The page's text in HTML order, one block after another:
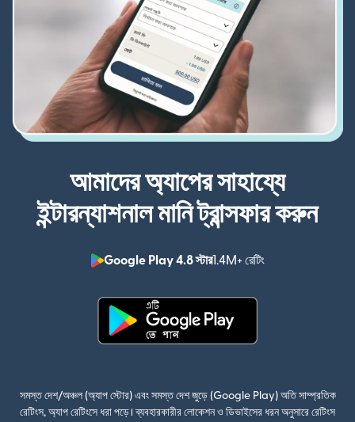
আমাদের অ্যাপের সাহায্যে
ইন্টারন্যাশনাল মানি ট্রান্সফার করুন
Google Play 4.8 স্টার1.4M+ রেটিং
সমস্ত দেশ/অঞ্চল (অ্যাপ স্টোর) এবং সমস্ত দেশ জুড়ে (Google Play) অতি সাম্প্রতিক
রেটিংস, অ্যাপ রেটিংসে ধরা পড়ে। ব্যবহারকারীর লোকেশন ও ডিভাইসের ধরন অনুসারে রেটিংস